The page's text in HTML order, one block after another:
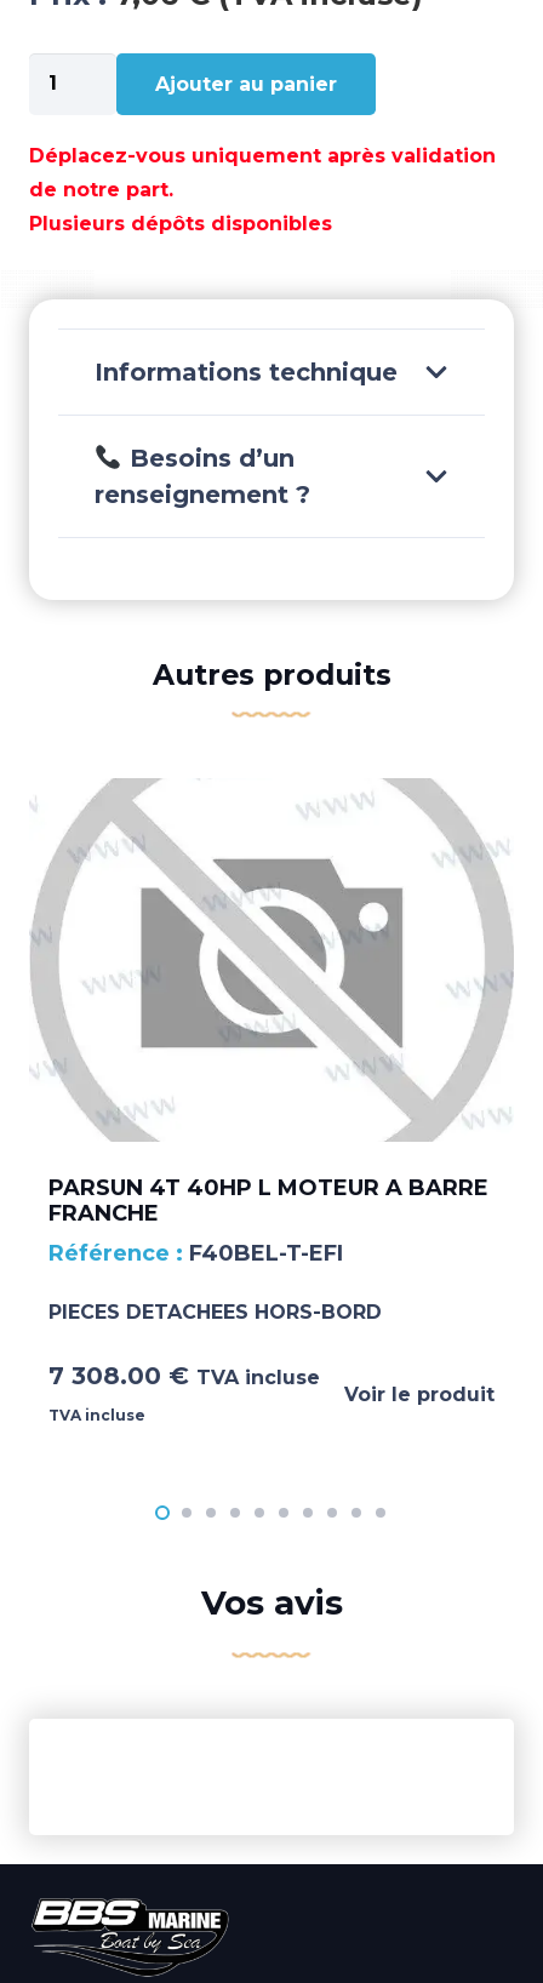
quantité
de
M12x1,25x80
–
PAF115-
Ajouter au panier
Déplacez-vous uniquement après validation
de notre part.
Plusieurs dépôts disponibles
Informations technique
Besoins d’un
renseignement ?
Autres produits
PARSUN 4T 40HP L MOTEUR A BARRE
FRANCHE
F40BEL-T-EFI
PIECES DETACHEES HORS-BORD
7 308.00 € TVA incluse
TVA incluse
Voir le produit
Vos avis